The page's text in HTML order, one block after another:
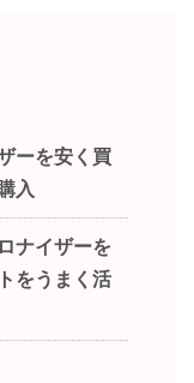
ーを安く買
入
ナイザーを
をうまく活